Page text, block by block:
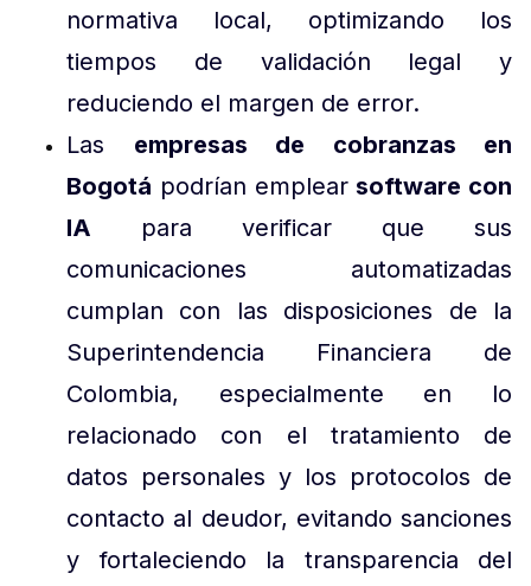
normativa local, optimizando los
tiempos de validación legal y
reduciendo el margen de error.
Las empresas de cobranzas en
Bogotá podrían emplear software con
IA para verificar que sus
comunicaciones automatizadas
cumplan con las disposiciones de la
Superintendencia Financiera de
Colombia, especialmente en lo
relacionado con el tratamiento de
datos personales y los protocolos de
contacto al deudor, evitando sanciones
y fortaleciendo la transparencia del